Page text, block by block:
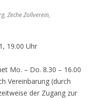
Zeche Zollverein,
19.00 Uhr
Mo. – Do. 8.30 – 16.00
Vereinbarung (durch
der Zugang zur